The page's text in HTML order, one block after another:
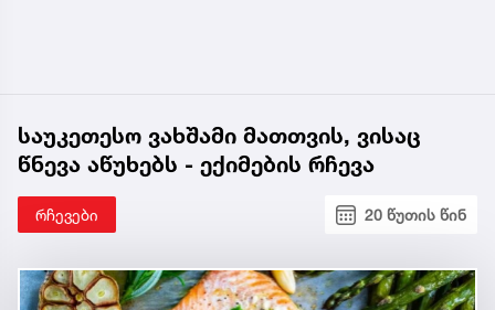
საუკეთესო ვახშამი მათთვის, ვისაც
წნევა აწუხებს - ექიმების რჩევა
რჩევები 20 წუთის წინ